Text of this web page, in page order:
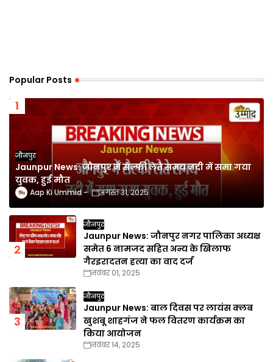
Popular Posts
जौनपुर
Jaunpur News: जौनपुर में सेल्फी लेते समय नदी में समा गया
युवक, हुई मौत
Aap Ki Ummid अगस्त 31, 2025
जौनपुर
Jaunpur News: जौनपुर नगर पालिका अध्यक्ष
समेत 6 नामजद सहित अन्य के खिलाफ
गैरइरादतन हत्या का वाद दर्ज
नवंबर 01, 2025
जौनपुर
Jaunpur News: बाल दिवस पर लायंस क्लब
खुशबू शाहगंज ने फल वितरण कार्यक्रम का
किया आयोजन
नवंबर 14, 2025